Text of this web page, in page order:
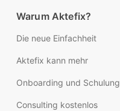
Warum Aktefix?
Die neue Einfachheit
Aktefix kann mehr
Onboarding und Schulung
Consulting kostenlos